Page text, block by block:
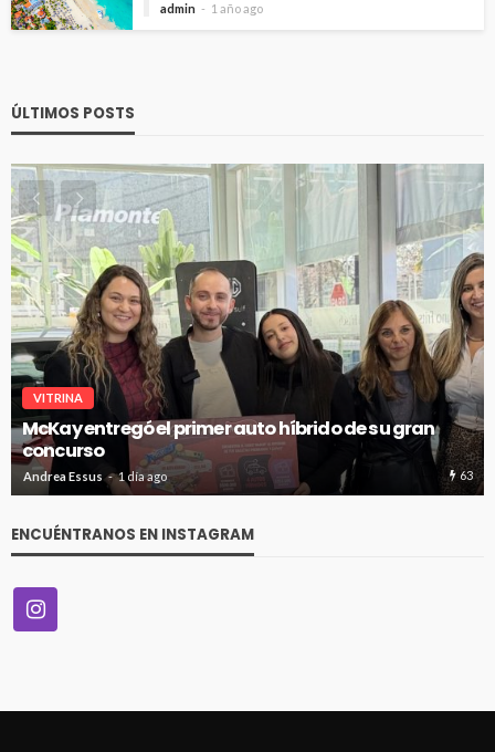
admin 1 año ago
ÚLTIMOS POSTS
VITRINA
McKay entregó el primer auto híbrido de su gran
concurso
Andrea Essus 1 día ago 63
ENCUÉNTRANOS EN INSTAGRAM